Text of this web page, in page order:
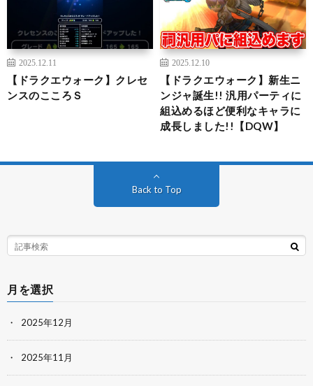
2025.12.11
【ドラクエウォーク】クレセ
ンスのこころＳ
2025.12.10
【ドラクエウォーク】新生ニ
ンジャ誕生!! 汎用パーティに
組込めるほど便利なキャラに
成長しました!!【DQW】
Back to Top
月を選択
2025年12月
2025年11月